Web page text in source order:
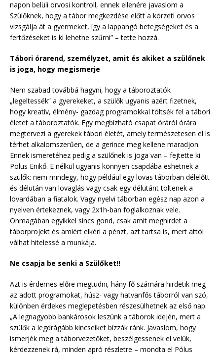
napon belüli orvosi kontroll, ennek ellenére javaslom a
Szülőknek, hogy a tábor megkezdése előtt a körzeti orvos
vizsgálja át a gyermeket, így a lappangó betegségeket és a
fertőzéseket is ki lehetne szűrni” – tette hozzá.
Tábori órarend, személyzet, amit és akiket a szülőnek
is joga, hogy megismerje
Nem szabad továbbá hagyni, hogy a táboroztatók
„legeltessék” a gyerekeket, a szülők ugyanis azért fizetnek,
hogy kreatív, élmény- gazdag programokkal töltsék fel a tábori
életet a táboroztatók. Egy megbízható csapat óráról órára
megtervezi a gyerekek tábori életét, amely természetesen el is
térhet alkalomszerűen, de a gerince meg kellene maradjon.
Ennek ismeretéhez pedig a szülőnek is joga van – fejtette ki
Polus Enikő. E nélkül ugyanis könnyen csapdába eshetnek a
szülők: nem mindegy, hogy például egy lovas táborban délelőtt
és délután van lovaglás vagy csak egy délutánt töltenek a
lovardában a fiatalok. Vagy nyelvi táborban egész nap azon a
nyelven értekeznek, vagy 2x1h-ban foglalkoznak vele.
Önmagában egyikkel sincs gond, csak amit meghirdet a
táborprojekt és amiért elkéri a pénzt, azt tartsa is, mert attól
válhat hitelessé a munkája.
Ne csapja be senki a Szülőket!!
Azt is érdemes előre megtudni, hány fő számára hirdetik meg
az adott programokat, húsz- vagy hatvanfős táborról van szó,
különben érdekes meglepetésben részesülhetnek az első nap.
„A legnagyobb bankárosok leszünk a táborok idején, mert a
szülők a legdrágább kincseiket bízzák ránk. Javaslom, hogy
ismerjék meg a táborvezetőket, beszélgessenek el velük,
kérdezzenek rá, minden apró részletre – mondta el Pólus